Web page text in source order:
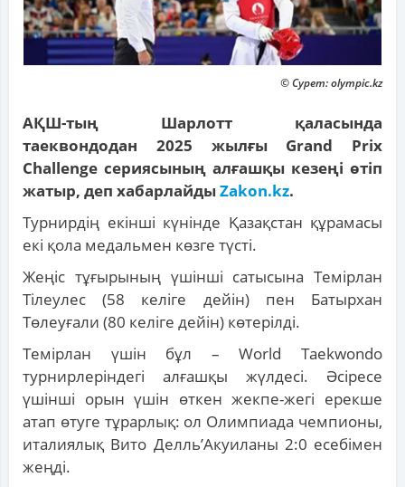
© Сурет: olympic.kz
АҚШ-тың Шарлотт қаласында
таеквондодан 2025 жылғы Grand Prix
Challenge сериясының алғашқы кезеңі өтіп
жатыр, деп хабарлайдыZakon.kz.
Турнирдің екінші күнінде Қазақстан құрамасы
екі қола медальмен көзге түсті.
Жеңіс тұғырының үшінші сатысына Темірлан
Тілеулес (58 келіге дейін) пен Батырхан
Төлеуғали (80 келіге дейін) көтерілді.
Темірлан үшін бұл – World Taekwondo
турнирлеріндегі алғашқы жүлдесі. Әсіресе
үшінші орын үшін өткен жекпе-жегі ерекше
атап өтуге тұрарлық: ол Олимпиада чемпионы,
италиялық Вито Делль’Акуиланы 2:0 есебімен
жеңді.